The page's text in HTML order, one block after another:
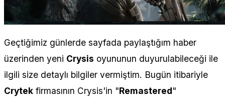
Geçtiğimiz günlerde sayfada paylaştığım haber
üzerinden yeni Crysis oyununun duyurulabileceği ile
ilgili size detaylı bilgiler vermiştim. Bugün itibariyle
Crytek firmasının Crysis'in "Remastered"